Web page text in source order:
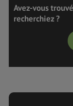
Avez-vous
recherchiez ?